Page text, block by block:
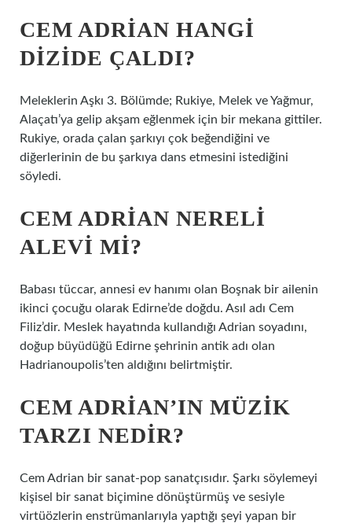
CEM ADRIAN HANGI
DIZIDE ÇALDI?
Meleklerin Aşkı 3. Bölümde; Rukiye, Melek ve Yağmur,
Alaçatı’ya gelip akşam eğlenmek için bir mekana gittiler.
Rukiye, orada çalan şarkıyı çok beğendiğini ve
diğerlerinin de bu şarkıya dans etmesini istediğini
söyledi.
CEM ADRIAN NERELI
ALEVI MI?
Babası tüccar, annesi ev hanımı olan Boşnak bir ailenin
ikinci çocuğu olarak Edirne’de doğdu. Asıl adı Cem
Filiz’dir. Meslek hayatında kullandığı Adrian soyadını,
doğup büyüdüğü Edirne şehrinin antik adı olan
Hadrianoupolis’ten aldığını belirtmiştir.
CEM ADRIAN’IN MÜZIK
TARZI NEDIR?
Cem Adrian bir sanat-pop sanatçısıdır. Şarkı söylemeyi
kişisel bir sanat biçimine dönüştürmüş ve sesiyle
virtüözlerin enstrümanlarıyla yaptığı şeyi yapan bir